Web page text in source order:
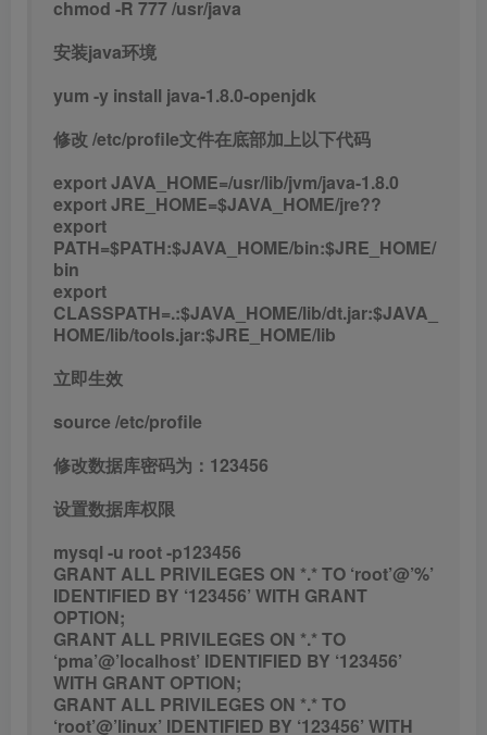
chmod -R 777 /usr/java
安装java环境
yum -y install java-1.8.0-openjdk
修改 /etc/profile文件在底部加上以下代码
export JAVA_HOME=/usr/lib/jvm/java-1.8.0
export JRE_HOME=$JAVA_HOME/jre??
export
PATH=$PATH:$JAVA_HOME/bin:$JRE_HOME/
bin
export
CLASSPATH=.:$JAVA_HOME/lib/dt.jar:$JAVA_
HOME/lib/tools.jar:$JRE_HOME/lib
立即生效
source /etc/profile
修改数据库密码为：123456
设置数据库权限
mysql -u root -p123456
GRANT ALL PRIVILEGES ON *.* TO ‘root’@’%’
IDENTIFIED BY ‘123456’ WITH GRANT
OPTION;
GRANT ALL PRIVILEGES ON *.* TO
‘pma’@’localhost’ IDENTIFIED BY ‘123456’
WITH GRANT OPTION;
GRANT ALL PRIVILEGES ON *.* TO
‘root’@’linux’ IDENTIFIED BY ‘123456’ WITH